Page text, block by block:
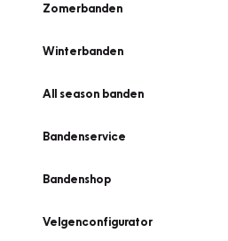
Zomerbanden
Winterbanden
All season banden
Bandenservice
Bandenshop
Velgenconfigurator